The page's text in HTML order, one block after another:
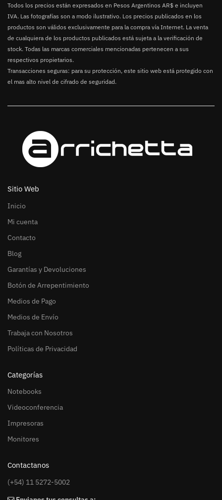
Todos los precios están expresados en Pesos Argentinos AR$ e incluyen
IVA. Las fotografías son a modo ilustrativo. Los precios publicados en los
productos son válidos exclusivamente para la compra vía Internet. La venta
de cualquiera de los productos publicados está sujeta a la verificación de
stock. Todas las marcas comerciales mencionadas pertenecen a sus
respectivos propietarios.
Transacciones seguras: para su protección, este sitio web está protegido con
el mas alto nivel de cifrado de seguridad.
Sitio Web
Inicio
Mi cuenta
Contacto
Blog
Garantías y Devoluciones
Botón de Arrepentimiento
Medios de Pago
Medios de Envío
Trabaja con Nosotros
Políticas de Privacidad
Categorías
Notebooks
Videoconferencia
Impresoras
Monitores
Contactanos
(+54) 11 5272-5002